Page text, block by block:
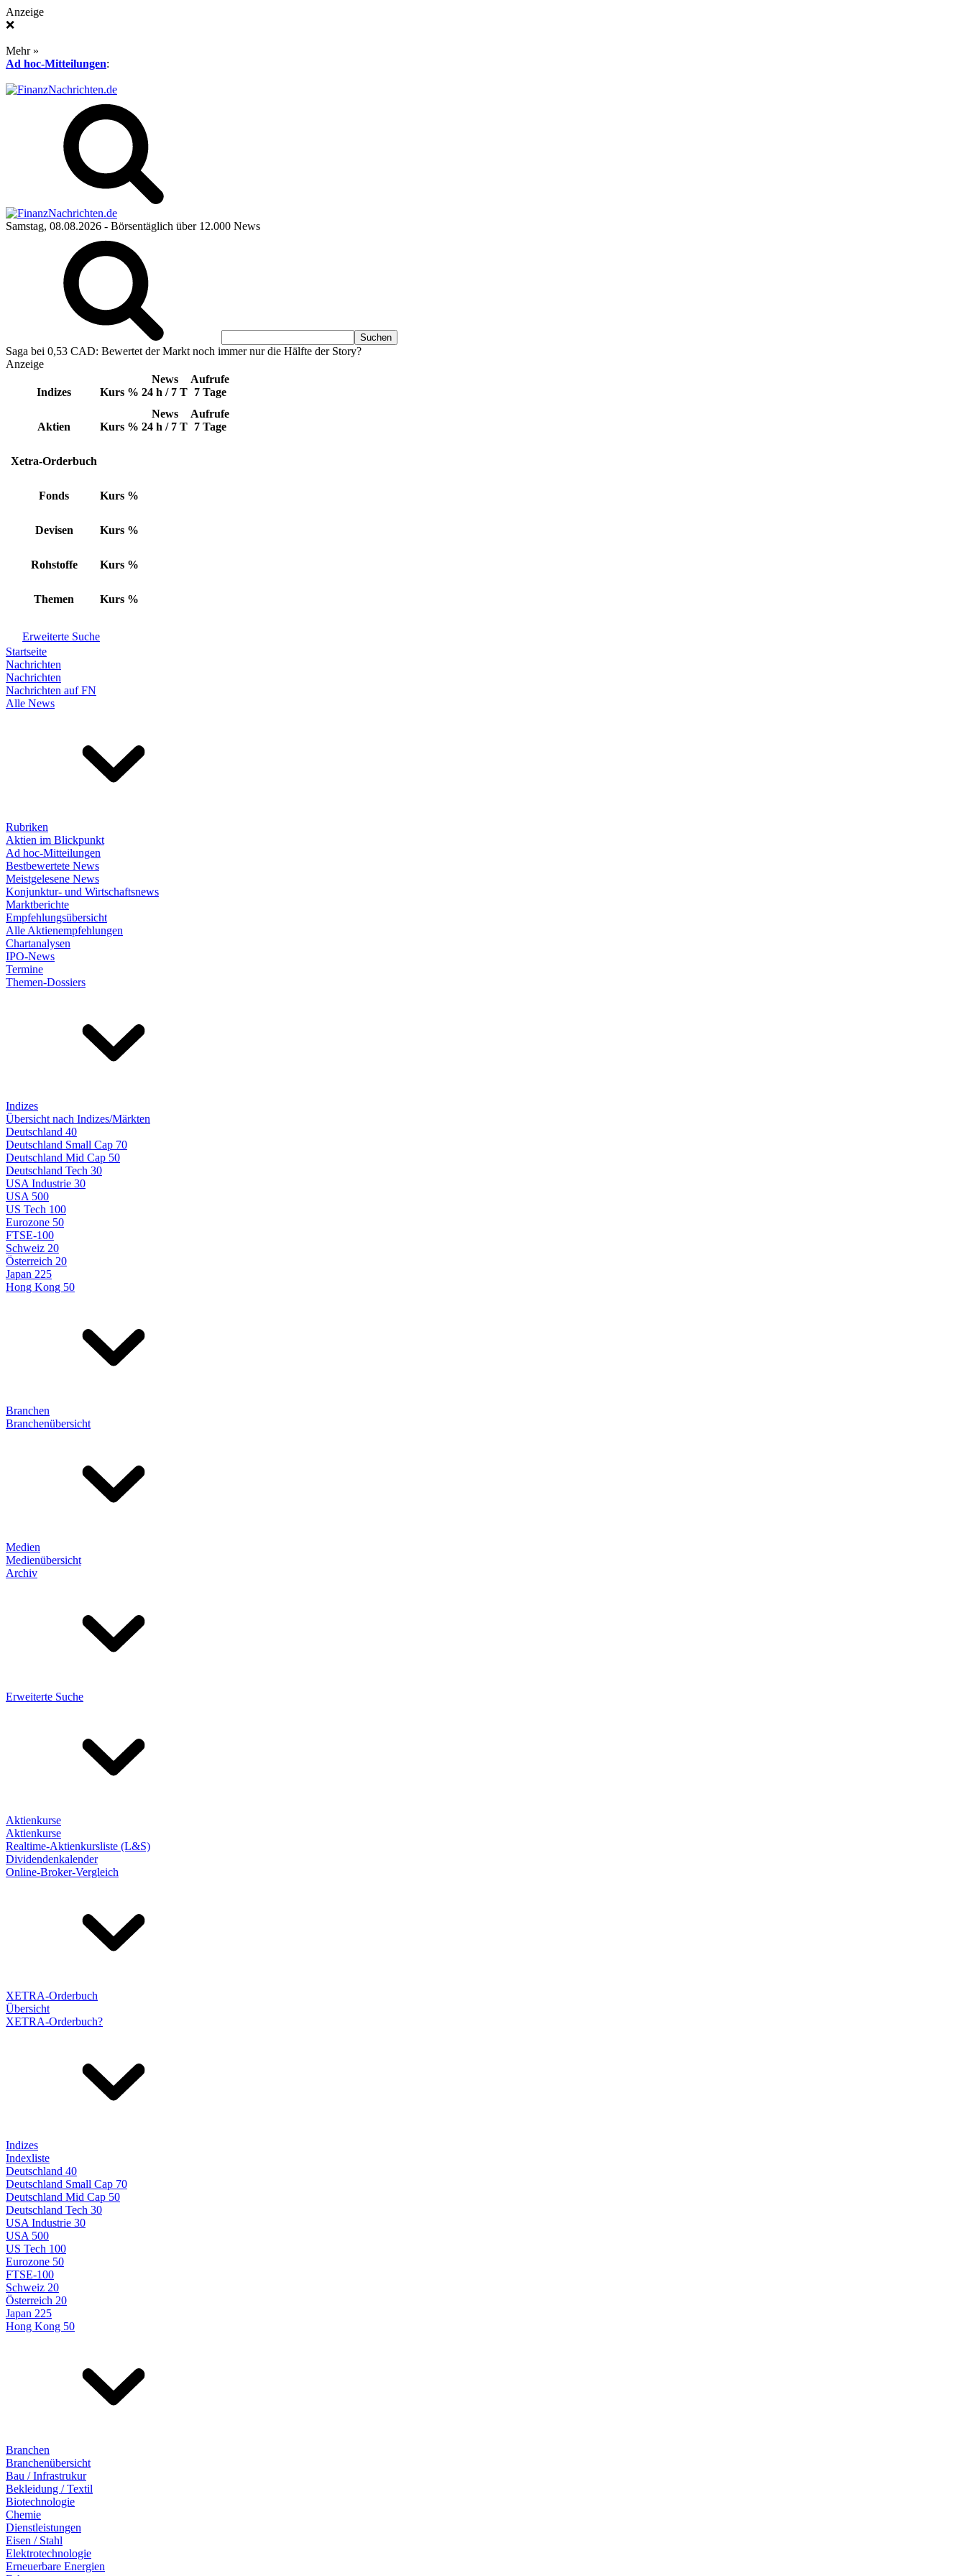
Anzeige
❌
Mehr »
Ad hoc-Mitteilungen:
Samstag, 08.08.2026 - Börsentäglich über 12.000 News
Saga bei 0,53 CAD: Bewertet der Markt noch immer nur die Hälfte der Story?
Anzeige
Indizes Kurs %
News
24 h / 7 T
Aufrufe
7 Tage
Aktien Kurs %
News
24 h / 7 T
Aufrufe
7 Tage
Xetra-Orderbuch
Fonds Kurs %
Devisen Kurs %
Rohstoffe Kurs %
Themen Kurs %
Erweiterte Suche
Startseite
Nachrichten
Nachrichten
Nachrichten auf FN
Alle News
Rubriken
Aktien im Blickpunkt
Ad hoc-Mitteilungen
Bestbewertete News
Meistgelesene News
Konjunktur- und Wirtschaftsnews
Marktberichte
Empfehlungsübersicht
Alle Aktienempfehlungen
Chartanalysen
IPO-News
Termine
Themen-Dossiers
Indizes
Übersicht nach Indizes/Märkten
Deutschland 40
Deutschland Small Cap 70
Deutschland Mid Cap 50
Deutschland Tech 30
USA Industrie 30
USA 500
US Tech 100
Eurozone 50
FTSE-100
Schweiz 20
Österreich 20
Japan 225
Hong Kong 50
Branchen
Branchenübersicht
Medien
Medienübersicht
Archiv
Erweiterte Suche
Aktienkurse
Aktienkurse
Realtime-Aktienkursliste (L&S)
Dividendenkalender
Online-Broker-Vergleich
XETRA-Orderbuch
Übersicht
XETRA-Orderbuch?
Indizes
Indexliste
Deutschland 40
Deutschland Small Cap 70
Deutschland Mid Cap 50
Deutschland Tech 30
USA Industrie 30
USA 500
US Tech 100
Eurozone 50
FTSE-100
Schweiz 20
Österreich 20
Japan 225
Hong Kong 50
Branchen
Branchenübersicht
Bau / Infrastrukur
Bekleidung / Textil
Biotechnologie
Chemie
Dienstleistungen
Eisen / Stahl
Elektrotechnologie
Erneuerbare Energien